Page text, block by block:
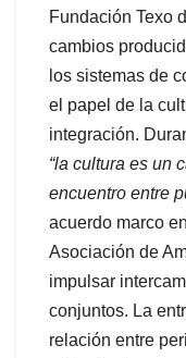
Fundación Texo
cambios
los sistemas de
el papel de la
integración.
“la cultura es un
encuentro entre
acuerdo marco
Asociación de
impulsar
conjuntos. La
relación entre